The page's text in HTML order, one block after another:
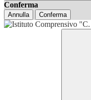
Conferma
Annulla Conferma